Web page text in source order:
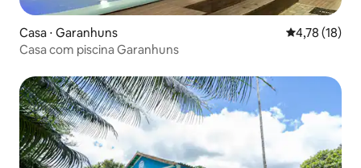
Casa ⋅ Garanhuns 4,78 de uma
4,78 (18)
Casa com piscina Garanhuns